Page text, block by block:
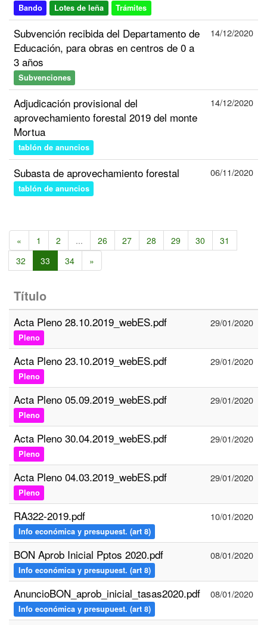
Bando Lotes de leña Trámites
Subvención recibida del Departamento de
Educación, para obras en centros de 0 a
3 años
Subvenciones
14/12/2020
Adjudicación provisional del
aprovechamiento forestal 2019 del monte
Mortua
tablón de anuncios
14/12/2020
Subasta de aprovechamiento forestal
tablón de anuncios
06/11/2020
« 1 2 ... 26 27 28 29 30
31
32
33 34 »
Título
Acta Pleno 28.10.2019_webES.pdf
Pleno
29/01/2020
Acta Pleno 23.10.2019_webES.pdf
Pleno
29/01/2020
Acta Pleno 05.09.2019_webES.pdf
Pleno
29/01/2020
Acta Pleno 30.04.2019_webES.pdf
Pleno
29/01/2020
Acta Pleno 04.03.2019_webES.pdf
Pleno
29/01/2020
RA322-2019.pdf
Info económica y presupuest. (art 8)
10/01/2020
BON Aprob Inicial Pptos 2020.pdf
Info económica y presupuest. (art 8)
08/01/2020
AnuncioBON_aprob_inicial_tasas2020.pdf
Info económica y presupuest. (art 8)
08/01/2020